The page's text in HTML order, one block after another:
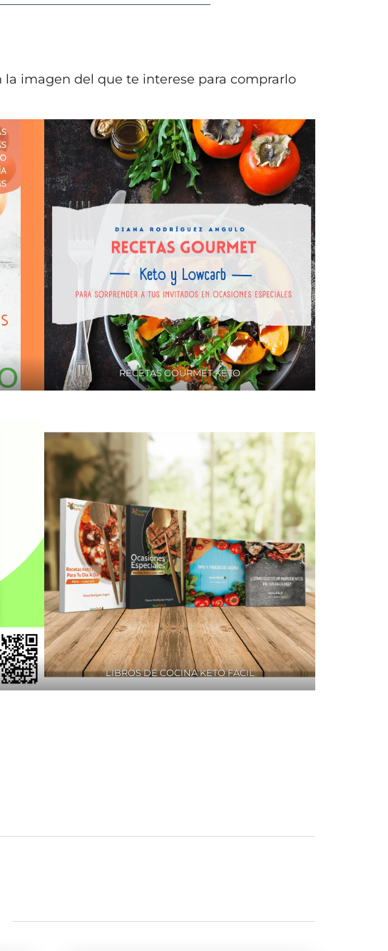
la imagen del que te interese para comprarlo
RECETAS GOURMET KETO
LIBROS DE COCINA KETO FÁCIL